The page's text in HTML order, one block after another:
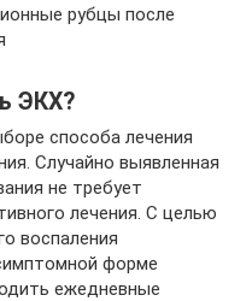
рубцы после
ЭКХ?
способа лечения
Случайно выявленная
не требует
лечения. С целью
воспаления
форме
ежедневные